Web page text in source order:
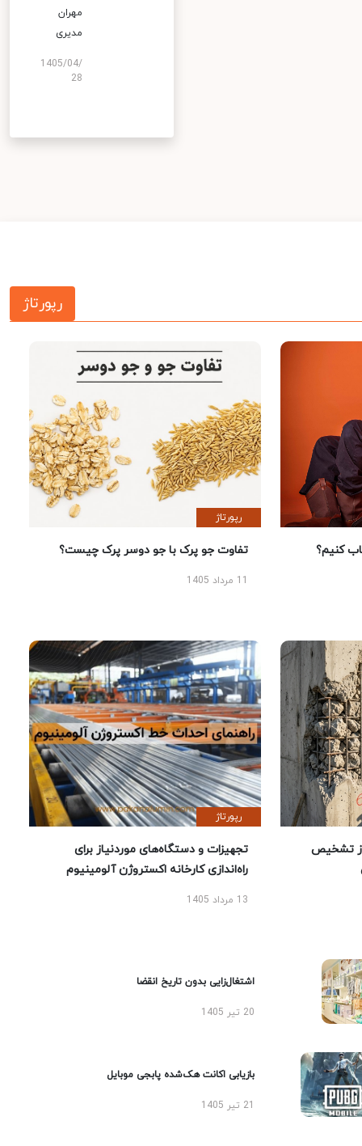
مهران
مدیری
1405/04/
28
رپورتاژ
کنیم؟
رپورتاژ
تفاوت جو پرک با جو دوسر پرک چیست؟
تشخیص
رپورتاژ
تجهیزات و دستگاه‌های موردنیاز برای
راه‌اندازی کارخانه اکستروژن آلومینیوم
13 مرداد 1405
اشتغال‌زایی بدون تاریخ انقضا
20 تیر 1405
بازیابی اکانت هک‌شده پابجی موبایل